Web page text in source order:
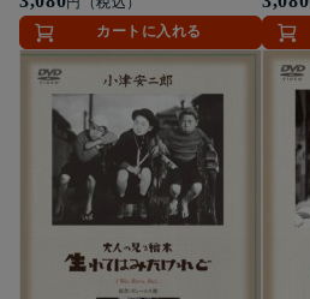
カートに入れる